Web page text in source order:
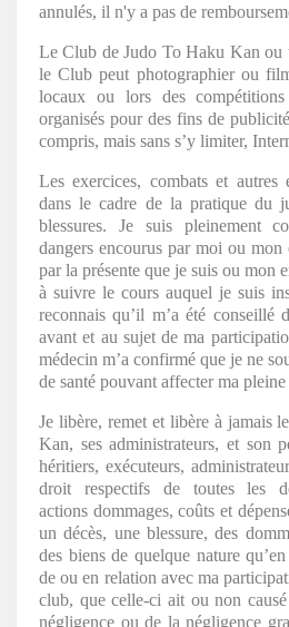
annulés, il n'y a pas de
Le Club de Judo To Haku Kan ou
le Club peut photographier ou
locaux ou lors des compétitions
organisés pour des fins de
compris, mais sans s’y limiter,
Les exercices, combats et autres
dans le cadre de la pratique du
blessures. Je suis pleinement
dangers encourus par moi ou mon
par la présente que je suis ou mon
à suivre le cours auquel je suis
reconnais qu’il m’a été conseillé
avant et au sujet de ma
médecin m’a confirmé que je ne
de santé pouvant affecter ma
Je libère, remet et libère à jamais
Kan, ses administrateurs, et son
héritiers, exécuteurs,
droit respectifs de toutes les
actions dommages, coûts et
un décès, une blessure, des
des biens de quelque nature
de ou en relation avec ma
club, que celle-ci ait ou non
négligence ou de la négligence